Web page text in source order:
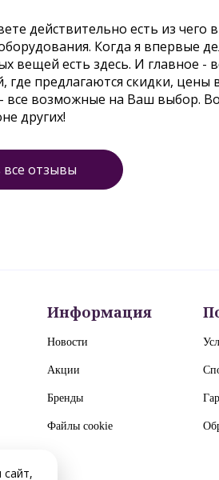
действительно есть из
Когда я впервые
вещей есть здесь. И главное -
где предлагаются скидки,
все возможные на Ваш выбор.
других!
отзывы
Информация
Новости
Акции
Бренды
Файлы cookie